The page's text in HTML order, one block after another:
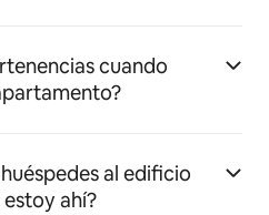
cuando
al edificio
ahí?